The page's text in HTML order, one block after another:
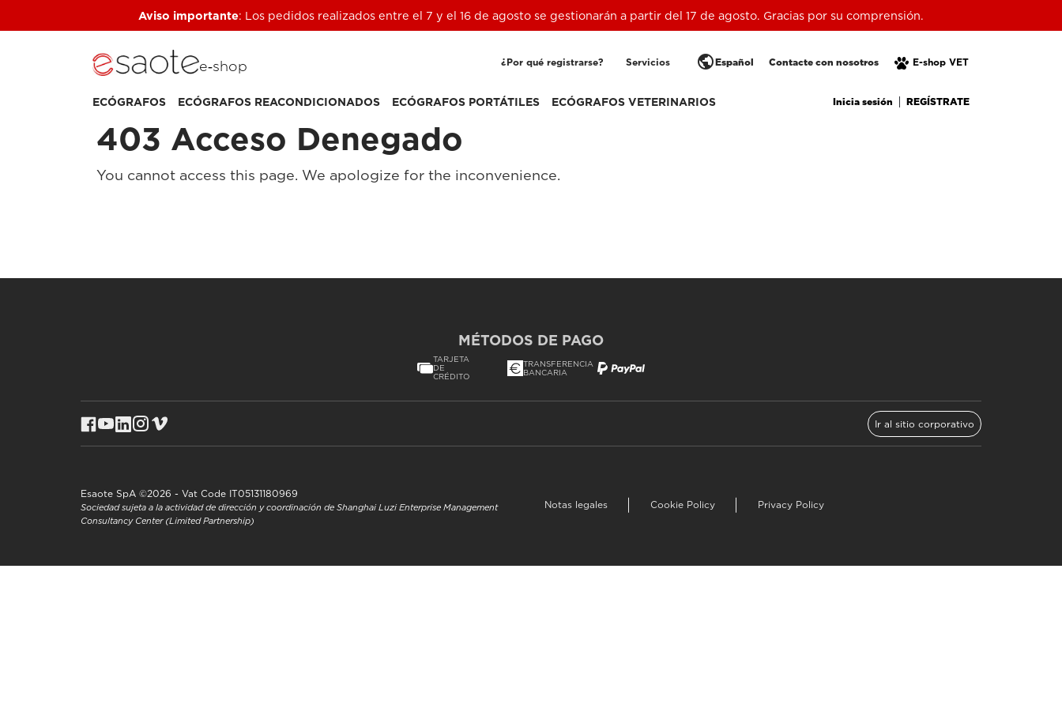
Aviso importante: Los pedidos realizados entre el 7 y el 16 de agosto se gestionarán a partir del 17 de agosto. Gracias por su comprensión.
e‑shop ¿Por qué registrarse? Servicios E-shop VET
Contacte con nosotros
publicEspañol
ECÓGRAFOS ECÓGRAFOS REACONDICIONADOS ECÓGRAFOS PORTÁTILES ECÓGRAFOS VETERINARIOS Inicia sesión REGÍSTRATE
403 Acceso Denegado
You cannot access this page. We apologize for the inconvenience.
MÉTODOS DE PAGO
TARJETA
DE
CRÉDITO
TRANSFERENCIA
BANCARIA
Ir al sitio corporativo
Esaote SpA ©2026 - Vat Code IT05131180969
Sociedad sujeta a la actividad de dirección y coordinación de Shanghai Luzi Enterprise Management
Consultancy Center (Limited Partnership)
Notas legales Cookie Policy Privacy Policy